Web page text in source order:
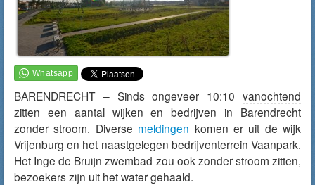
BARENDRECHT – Sinds ongeveer 10:10 vanochtend
zitten een aantal wijken en bedrijven in Barendrecht
zonder stroom. Diverse meldingen komen er uit de wijk
Vrijenburg en het naastgelegen bedrijventerrein Vaanpark.
Het Inge de Bruijn zwembad zou ook zonder stroom zitten,
bezoekers zijn uit het water gehaald.